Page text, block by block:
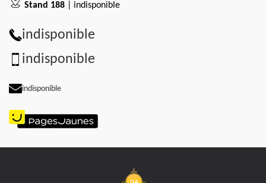
Stand 188 | indisponible
indisponible
indisponible
indisponible